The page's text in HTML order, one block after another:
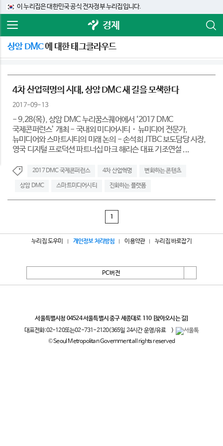
이 누리집은 대한민국 공식 전자정부 누리집입니다.
경제
상암 DMC에 대한 태그클라우드
4차 산업혁명의 시대, 상암 DMC 새 길을 모색한다
2017-09-13
- 9.28(목), 상암 DMC 누리꿈스퀘어에서 ‘2017 DMC
국제콘퍼런스’ 개최 - 국내외 미디어시티・뉴미디어 전문가,
뉴미디어와 스마트시티의 미래 논의 - 손석희 JTBC 보도담당 사장,
영국 디지털 프로덕션 파트너십 마크 해리슨 대표 기조연설 ...
2017 DMC 국제콘퍼런스 4차 산업혁명 변화하는 콘텐츠
상암 DMC 스마트미디어시티 진화하는 플랫폼
1
누리집 도우미 개인정보 처리방침 이용약관 누리집 바로잡기
PC버전
서울특별시청 04524 서울특별시 중구 세종대로 110 [찾아오시는 길]
대표전화:02-120또는02-731-2120(365일 24시간 운영/유료
)
© Seoul Metropolitan Government all rights reserved